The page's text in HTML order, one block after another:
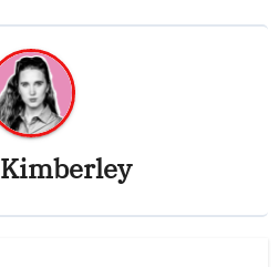
Kimberley